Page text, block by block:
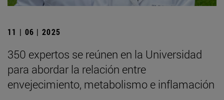
11 | 06 | 2025
350 expertos se reúnen en la Universidad
para abordar la relación entre
envejecimiento, metabolismo e inflamación